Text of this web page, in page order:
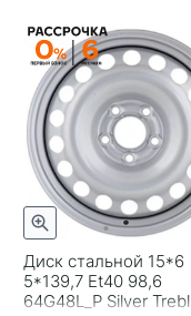
Диск стальной 15*6
5*139,7 Et40 98,6
64G48L_P Silver Trebl